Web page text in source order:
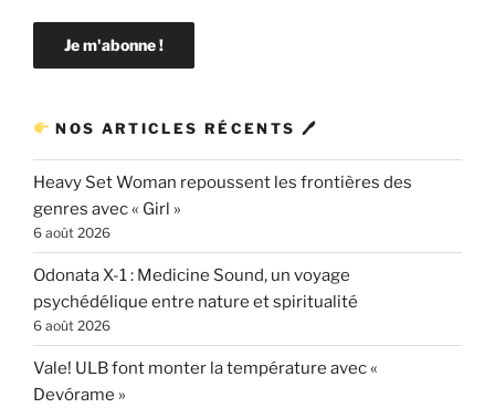
NOS ARTICLES RÉCENTS 🖊
Heavy Set Woman repoussent les frontières des
genres avec « Girl »
6 août 2026
Odonata X-1 : Medicine Sound, un voyage
psychédélique entre nature et spiritualité
6 août 2026
Vale! ULB font monter la température avec «
Devórame »